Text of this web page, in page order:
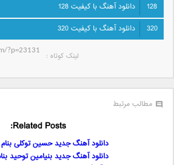
128
دانلود آهنگ با کیفیت 128
320
دانلود آهنگ با کیفیت 320
لینک کوتاه‌ :
مطالب مرتبط
Related Posts:
دانلود آهنگ جدید حسین توکلی بنام
دانلود آهنگ جدید بنیامین توحید